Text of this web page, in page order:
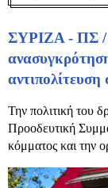
ΣΥΡΙΖΑ - ΠΣ /
Την πολιτική του
Προοδευτική
κόμματος και την